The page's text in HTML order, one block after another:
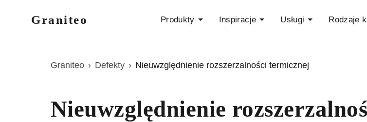
Graniteo Produkty Inspiracje Usługi Rodzaje
Graniteo › Defekty › Nieuwzględnienie rozszerzalności termicznej
Nieuwzględnienie